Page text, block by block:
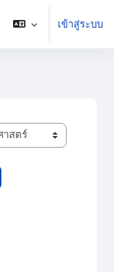
เข้าสู่ระบบ
ารายวิชา
ธศาสนา